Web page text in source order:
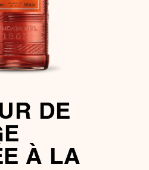
DE
À LA